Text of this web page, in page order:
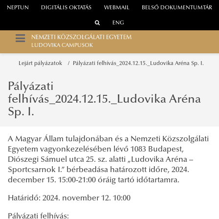
WEBMAIL
NEPTUN DIGITÁLIS OKTATÁS BELSŐ DOKUMENTUMTÁR
ENG
NEMZETI KÖZSZOLGÁLATI EGYETEM
LUDOVIKA CAMPUSOK
Lejárt pályázatok Pályázati felhívás_2024.12.15._Ludovika Aréna Sp. I.
Pályázati
felhívás_2024.12.15._Ludovika Aréna
Sp. I.
A Magyar Állam tulajdonában és a Nemzeti Közszolgálati
Egyetem vagyonkezelésében lévő 1083 Budapest,
Diószegi Sámuel utca 25. sz. alatti „Ludovika Aréna –
Sportcsarnok I.” bérbeadása határozott időre, 2024.
december 15. 15:00-21:00 óráig tartó időtartamra.
Határidő: 2024. november 12. 10:00
Pályázati felhívás: